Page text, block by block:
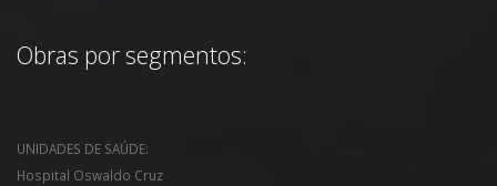
Obras por segmentos:
UNIDADES DE SAÚDE:
Hospital Oswaldo Cruz